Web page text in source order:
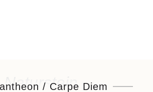
Naturstein
/ Carpe Diem